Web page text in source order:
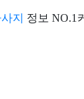
지 정보 NO.1